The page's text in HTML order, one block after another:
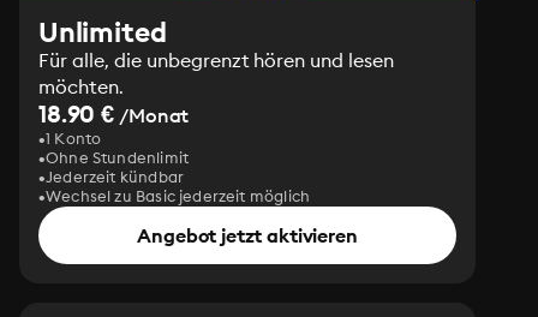
Unlimited
Für alle, die unbegrenzt hören und lesen
möchten.
18.90 € /Monat
1 Konto
Ohne Stundenlimit
Jederzeit kündbar
Wechsel zu Basic jederzeit möglich
Angebot jetzt aktivieren